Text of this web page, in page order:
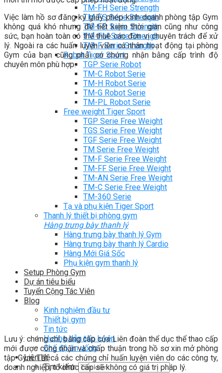
TM-FH Serie Strength
TM-FS Serie Strength
TM-FD Serie Strength
TM-FM Serie Strengh
TM-F Serie Strength
Robot Tiger Sport
TGP Serie Robot
TM-C Robot Serie
TM-H Robot Serie
TM-G Robot Serie
TM-PL Robot Serie
Free weight Tiger Sport
TGP Serie Free Weight
TGS Serie Free Weight
TGF Serie Free Weight
TM Serie Free Weight
TM-F Serie Free Weight
TM-FF Serie Free Weight
TM-AN Serie Free Weight
TM-C Serie Free Weight
TM-360 Serie
Tạ và phụ kiện Tiger Sport
Thanh lý thiết bị phòng gym
Hàng trưng bày thanh lý
Hàng trưng bày thanh lý Gym
Hàng trưng bày thanh lý Cardio
Hàng Mới Giá Sốc
Phụ kiện gym thanh lý
Setup Phòng Gym
Dự án tiêu biểu
Tuyển Cộng Tác Viên
Blog
Kinh nghiệm đầu tư
Thiết bị gym
Tin tức
Hướng dẫn tập luyện
Chế độ ăn uống
Liên Hệ
Tìm kiếm:
Việc làm hồ sơ đăng ký giấy phép kinh doanh phòng tập Gym
không quá khó nhưng để tiết kiệm thời gian cũng như công
sức, bạn hoàn toàn có thể thuê các đơn vị chuyên trách để xử
lý. Ngoài ra các huấn luyện viên cá nhân hoạt động tại phòng
Gym của bạn cũng phải có chứng nhận bằng cấp trình độ
chuyên môn phù hợp.
Lưu ý: chứng chỉ, bằng cấp của Liên đoàn thể dục thể thao cấp
mới được công nhận và chấp thuận trong hồ sơ xin mở phòng
tập Gym. Tất cả các chứng chỉ huấn luyện viên do các công ty,
doanh nghiệp, tổ chức cấp sẽ không có giá trị pháp lý.